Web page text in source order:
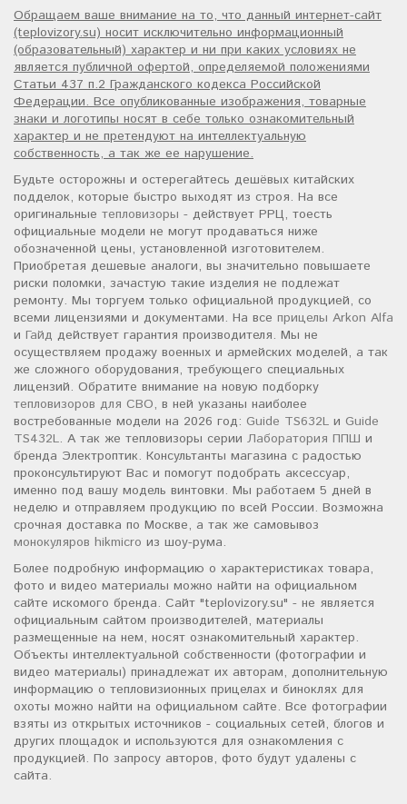
Обращаем ваше внимание на то, что данный интернет-сайт
(teplovizory.su) носит исключительно информационный
(образовательный) характер и ни при каких условиях не
является публичной офертой, определяемой положениями
Статьи 437 п.2 Гражданского кодекса Российской
Федерации. Все опубликованные изображения, товарные
знаки и логотипы носят в себе только ознакомительный
характер и не претендуют на интеллектуальную
собственность, а так же ее нарушение.
Будьте осторожны и остерегайтесь дешёвых китайских
подделок, которые быстро выходят из строя. На все
оригинальные тепловизоры - действует РРЦ, тоесть
официальные модели не могут продаваться ниже
обозначенной цены, установленной изготовителем.
Приобретая дешевые аналоги, вы значительно повышаете
риски поломки, зачастую такие изделия не подлежат
ремонту. Мы торгуем только официальной продукцией, со
всеми лицензиями и документами. На все прицелы Arkon Alfa
и Гайд действует гарантия производителя. Мы не
осуществляем продажу военных и армейских моделей, а так
же сложного оборудования, требующего специальных
лицензий. Обратите внимание на новую подборку
тепловизоров для СВО, в ней указаны наиболее
востребованные модели на 2026 год: Guide TS632L и Guide
TS432L. А так же тепловизоры серии Лаборатория ППШ и
бренда Электроптик. Консультанты магазина с радостью
проконсультируют Вас и помогут подобрать аксессуар,
именно под вашу модель винтовки. Мы работаем 5 дней в
неделю и отправляем продукцию по всей России. Возможна
срочная доставка по Москве, а так же самовывоз
монокуляров hikmicro из шоу-рума.
Более подробную информацию о характеристиках товара,
фото и видео материалы можно найти на официальном
сайте искомого бренда. Сайт "teplovizory.su" - не является
официальным сайтом производителей, материалы
размещенные на нем, носят ознакомительный характер.
Объекты интеллектуальной собственности (фотографии и
видео материалы) принадлежат их авторам, дополнительную
информацию о тепловизионных прицелах и биноклях для
охоты можно найти на официальном сайте. Все фотографии
взяты из открытых источников - социальных сетей, блогов и
других площадок и используются для ознакомления с
продукцией. По запросу авторов, фото будут удалены с
сайта.